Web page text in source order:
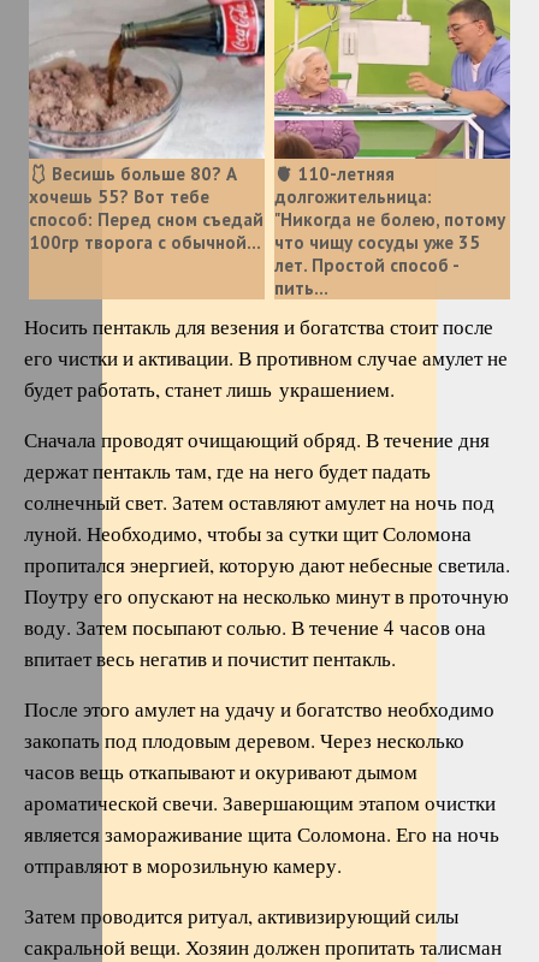
🩱 Весишь больше 80? А
хочешь 55? Вот тебе
способ: Перед сном съедай
100гр творога с обычной...
🫀 110-летняя
долгожительница:
"Никогда не болею, потому
что чищу сосуды уже 35
лет. Простой способ -
пить...
Носить пентакль для везения и богатства стоит после
его чистки и активации. В противном случае амулет не
будет работать, станет лишь украшением.
Сначала проводят очищающий обряд. В течение дня
держат пентакль там, где на него будет падать
солнечный свет. Затем оставляют амулет на ночь под
луной. Необходимо, чтобы за сутки щит Соломона
пропитался энергией, которую дают небесные светила.
Поутру его опускают на несколько минут в проточную
воду. Затем посыпают солью. В течение 4 часов она
впитает весь негатив и почистит пентакль.
После этого амулет на удачу и богатство необходимо
закопать под плодовым деревом. Через несколько
часов вещь откапывают и окуривают дымом
ароматической свечи. Завершающим этапом очистки
является замораживание щита Соломона. Его на ночь
отправляют в морозильную камеру.
Затем проводится ритуал, активизирующий силы
сакральной вещи. Хозяин должен пропитать талисман